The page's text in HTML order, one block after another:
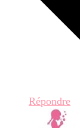
Répondre